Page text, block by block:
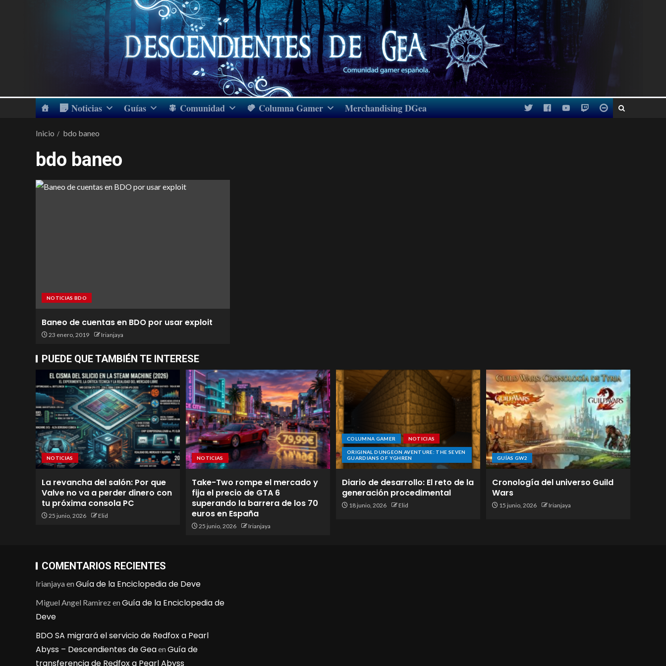
Noticias Guías Comunidad Columna Gamer Merchandising DGea
Inicio bdo baneo
bdo baneo
NOTICIAS BDO
Baneo de cuentas en BDO por usar exploit
23 enero, 2019 Irianjaya
PUEDE QUE TAMBIÉN TE INTERESE
NOTICIAS
La revancha del salón: Por que
Valve no va a perder dinero con
tu próxima consola PC
25 junio, 2026 Elid
NOTICIAS
Take-Two rompe el mercado y
fija el precio de GTA 6
superando la barrera de los 70
euros en España
25 junio, 2026 Irianjaya
COLUMNA GAMER NOTICIAS
ORIGINAL DUNGEON AVENTURE: THE SEVEN
GUARDIANS OF YGHREN
Diario de desarrollo: El reto de la
generación procedimental
18 junio, 2026 Elid
GUÍAS GW2
Cronología del universo Guild
Wars
15 junio, 2026 Irianjaya
COMENTARIOS RECIENTES
IrianjayaenGuía de la Enciclopedia de Deve
Miguel Angel RamirezenGuía de la Enciclopedia de
Deve
BDO SA migrará el servicio de Redfox a Pearl
Abyss – Descendientes de GeaenGuía de
transferencia de Redfox a Pearl Abyss